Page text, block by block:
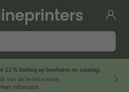
12 % korting op brochures en catalogi,
van de bestelwaarde.
informatie